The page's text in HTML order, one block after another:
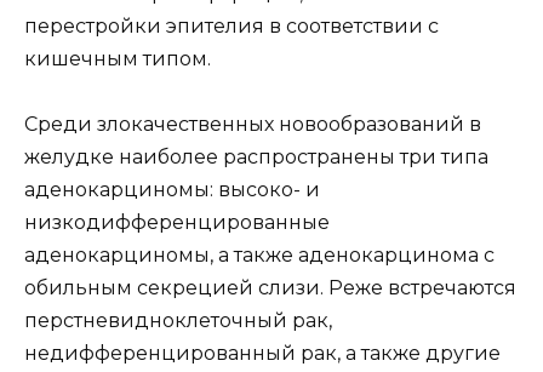
перестройки эпителия в соответствии с
кишечным типом.
Среди злокачественных новообразований в
желудке наиболее распространены три типа
аденокарциномы: высоко- и
низкодифференцированные
аденокарциномы, а также аденокарцинома с
обильным секрецией слизи. Реже встречаются
перстневидноклеточный рак,
недифференцированный рак, а также другие